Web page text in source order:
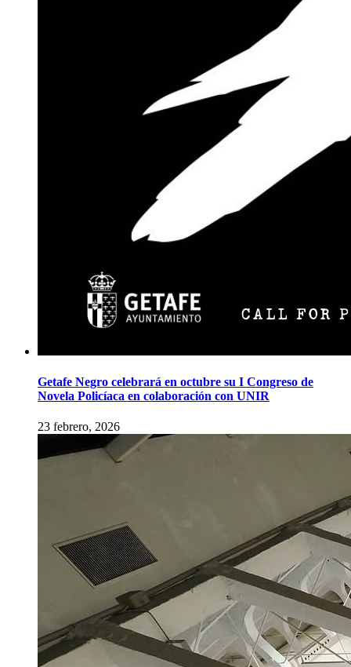
Getafe Negro celebrará en octubre su I Congreso de
Novela Policíaca en colaboración con UNIR
23 febrero, 2026